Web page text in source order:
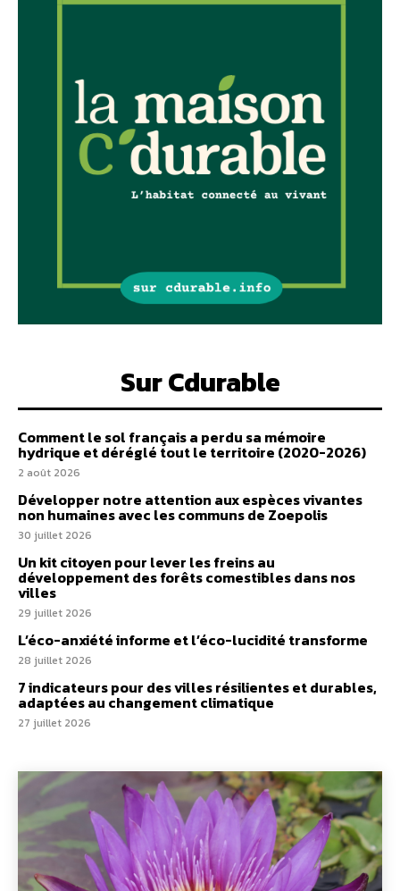
Sur Cdurable
Comment le sol français a perdu sa mémoire
hydrique et déréglé tout le territoire (2020-2026)
2 août 2026
Développer notre attention aux espèces vivantes
non humaines avec les communs de Zoepolis
30 juillet 2026
Un kit citoyen pour lever les freins au
développement des forêts comestibles dans nos
villes
29 juillet 2026
L’éco-anxiété informe et l’éco-lucidité transforme
28 juillet 2026
7 indicateurs pour des villes résilientes et durables,
adaptées au changement climatique
27 juillet 2026